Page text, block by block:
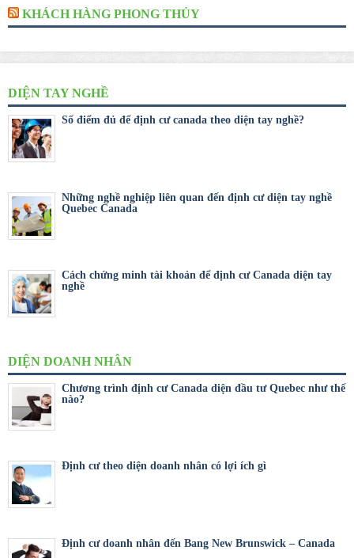
KHÁCH HÀNG PHONG THỦY
DIỆN TAY NGHỀ
Số điểm đủ để định cư canada theo diện tay nghề?
Những nghề nghiệp liên quan đến định cư diện tay nghề
Quebec Canada
Cách chứng minh tài khoản để định cư Canada diện tay
nghề
DIỆN DOANH NHÂN
Chương trình định cư Canada diện đầu tư Quebec như thế
nào?
Định cư theo diện doanh nhân có lợi ích gì
Định cư doanh nhân đến Bang New Brunswick – Canada